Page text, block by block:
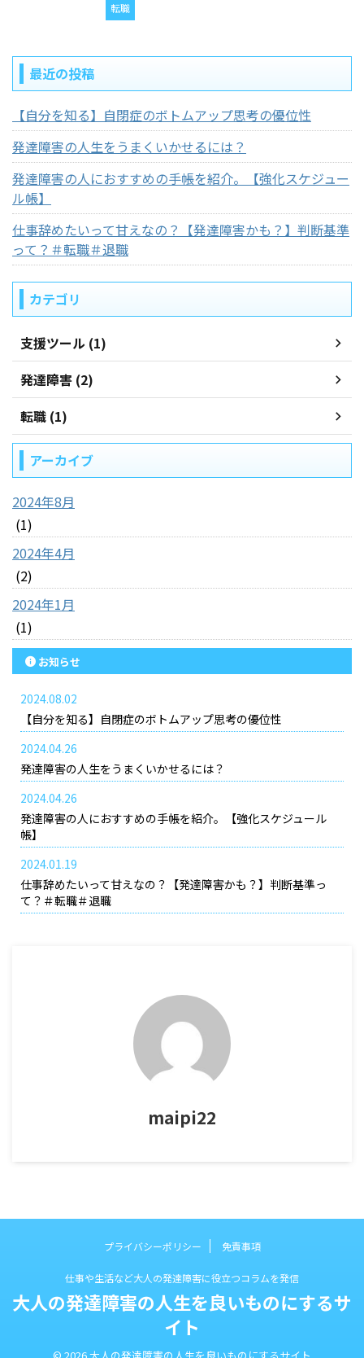
転職
最近の投稿
【自分を知る】自閉症のボトムアップ思考の優位性
発達障害の人生をうまくいかせるには？
発達障害の人におすすめの手帳を紹介。【強化スケジュー
ル帳】
仕事辞めたいって甘えなの？【発達障害かも？】判断基準
って？＃転職＃退職
カテゴリ
支援ツール (1)
発達障害 (2)
転職 (1)
アーカイブ
2024年8月
(1)
2024年4月
(2)
2024年1月
(1)
お知らせ
2024.08.02
【自分を知る】自閉症のボトムアップ思考の優位性
2024.04.26
発達障害の人生をうまくいかせるには？
2024.04.26
発達障害の人におすすめの手帳を紹介。【強化スケジュール
帳】
2024.01.19
仕事辞めたいって甘えなの？【発達障害かも？】判断基準っ
て？＃転職＃退職
maipi22
プライバシーポリシー 免責事項
仕事や生活など大人の発達障害に役立つコラムを発信
大人の発達障害の人生を良いものにするサ
イト